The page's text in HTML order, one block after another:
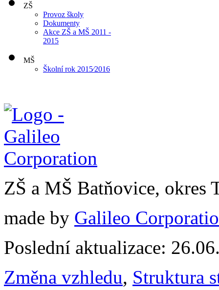
ZŠ
Provoz školy
Dokumenty
Akce ZŠ a MŠ 2011 -
2015
MŠ
Školní rok 2015⁄2016
ZŠ a MŠ Batňovice, okres
made by Galileo
Poslední aktualizace:
Změna vzhledu, Struktura